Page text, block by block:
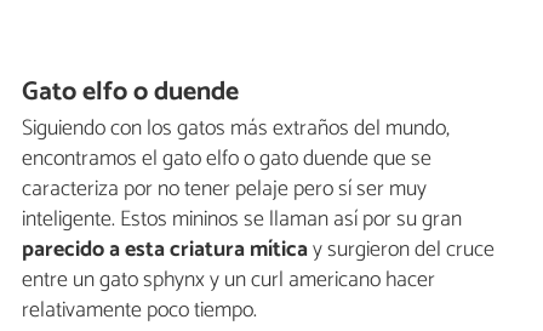
Gato elfo o duende
Siguiendo con los gatos más extraños del mundo,
encontramos el gato elfo o gato duende que se
caracteriza por no tener pelaje pero sí ser muy
inteligente. Estos mininos se llaman así por su gran
parecido a esta criatura míticay surgieron del cruce
entre un gato sphynx y un curl americano hacer
relativamente poco tiempo.